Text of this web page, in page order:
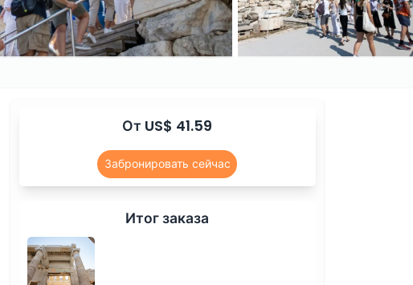
От US$ 41.59
Забронировать сейчас
Итог заказа